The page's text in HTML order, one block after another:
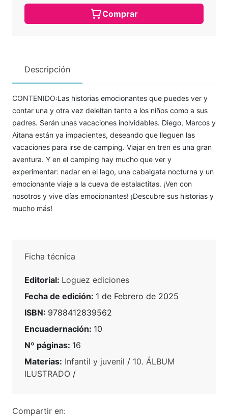
Comprar
Descripción
CONTENIDO:Las historias emocionantes que puedes ver y
contar una y otra vez deleitan tanto a los niños como a sus
padres. Serán unas vacaciones inolvidables. Diego, Marcos y
Aitana están ya impacientes, deseando que lleguen las
vacaciones para irse de camping. Viajar en tren es una gran
aventura. Y en el camping hay mucho que ver y
experimentar: nadar en el lago, una cabalgata nocturna y un
emocionante viaje a la cueva de estalactitas. ¡Ven con
nosotros y vive días emocionantes! ¡Descubre sus historias y
mucho más!
Ficha técnica
Editorial: Loguez ediciones
Fecha de edición: 1 de Febrero de 2025
ISBN: 9788412839562
Encuadernación: 10
Nº páginas: 16
Materias: Infantil y juvenil / 10. ÁLBUM
ILUSTRADO /
Compartir en: